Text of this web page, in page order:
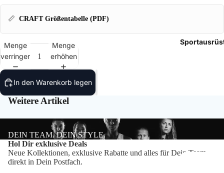
📏 CRAFT Größentabelle (PDF)
Menge
verringern
Menge
erhöhen
In den Warenkorb legen
Weitere Artikel
DEIN TEAM. DEIN STYLE.
Hol Dir exklusive Deals
Neue Kollektionen, exklusive Rabatte und alles für Dein Team –
direkt in Dein Postfach.
Datenschutzerklärung
Impressum